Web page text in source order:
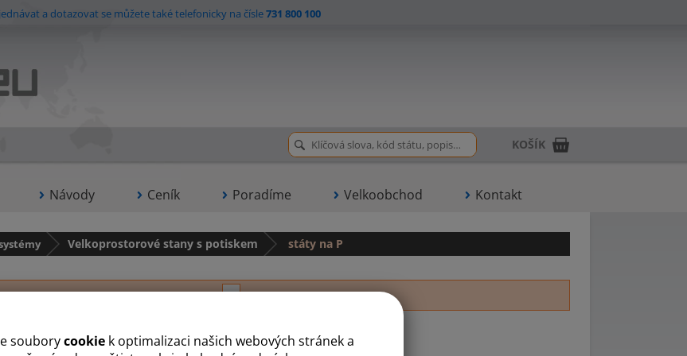
souborycookie k optimalizaci našich webových stránek a
a dotazovat se můžete také telefonicky na čísle731 800 100
Návody Ceník Poradíme Velkoobchod Kontakt
KOŠÍK
Velkoprostorové stany s potiskem státy na P
H P R S V
s potiskem